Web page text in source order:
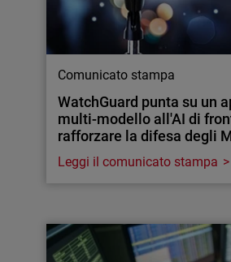
Comunicato stampa
WatchGuard punta su un
multi-modello all'AI di
rafforzare la difesa degli
Leggi il comunicato stampa